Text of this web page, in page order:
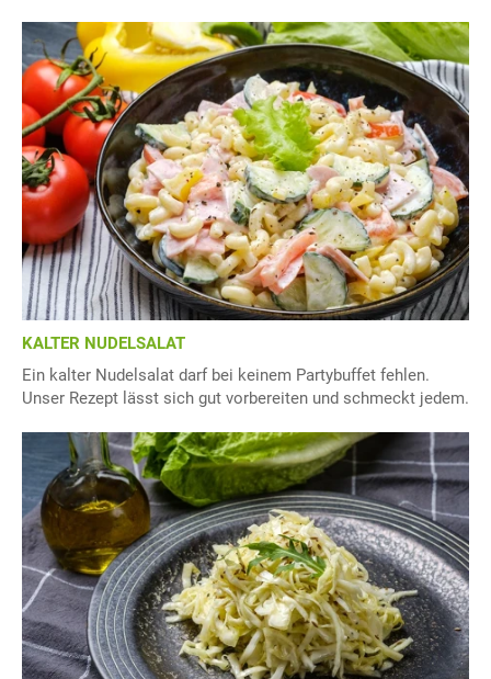
KALTER NUDELSALAT
Ein kalter Nudelsalat darf bei keinem Partybuffet fehlen.
Unser Rezept lässt sich gut vorbereiten und schmeckt jedem.